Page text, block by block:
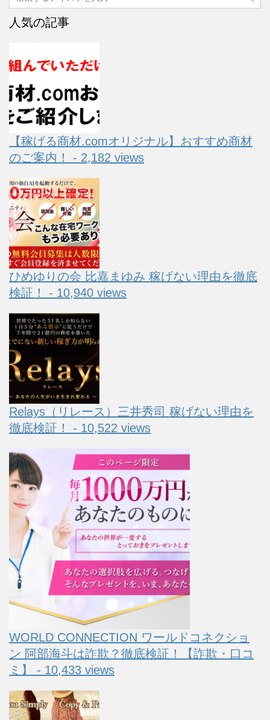
人気の記事
【稼げる商材.comオリジナル】おすすめ商材
のご案内！ - 2,182 views
ひめゆりの会 比嘉まゆみ 稼げない理由を徹底
検証！ - 10,940 views
Relays（リレース）三井秀司 稼げない理由を
徹底検証！ - 10,522 views
WORLD CONNECTION ワールドコネクショ
ン 阿部海斗は詐欺？徹底検証！【詐欺・口コ
ミ】 - 10,433 views